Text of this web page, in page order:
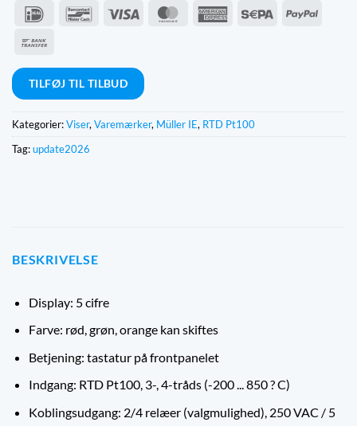
IDeal BancontactVisum MasterCardAmerican Sepa
PayPal
TILFØJ TIL TILBUD
Kategorier:Viser, Varemærker, Müller IE, RTD Pt100
Tag:update2026
BESKRIVELSE
Display: 5 cifre
Farve: rød, grøn, orange kan skiftes
Betjening: tastatur på frontpanelet
Indgang: RTD Pt100, 3-, 4-tråds (-200 ... 850 ? C)
Koblingsudgang: 2/4 relæer (valgmulighed), 250 VAC / 5